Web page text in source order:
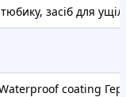
засіб для
coating